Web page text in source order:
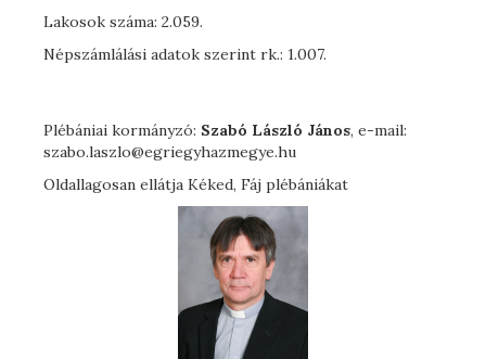
Lakosok száma: 2.059.
Népszámlálási adatok szerint rk.: 1.007.
Plébániai kormányzó: Szabó László János, e-mail:
szabo.laszlo@egriegyhazmegye.hu
Oldallagosan ellátja Kéked, Fáj plébániákat